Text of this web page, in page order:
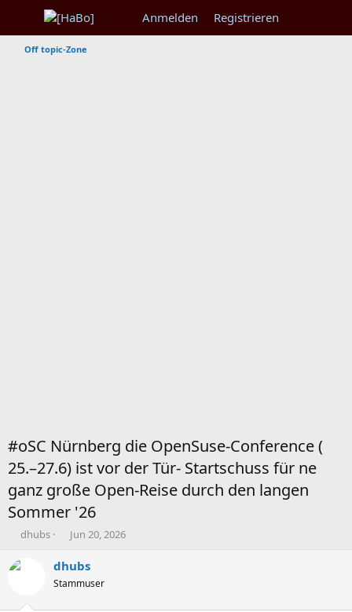
Anmelden Registrieren
Off topic-Zone
#oSC Nürnberg die OpenSuse-Conference (
25.–27.6) ist vor der Tür- Startschuss für ne
ganz große Open-Reise durch den langen
Sommer '26
T
e
n
dhubs
B
g
n
Jun 20, 2026
dhubs
Stammuser